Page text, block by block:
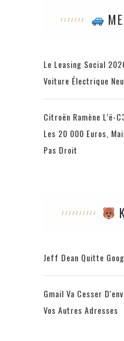
Le Leasing Social
Voiture Électrique
Citroën Ramène L’ë-
Les 20 000 Euros,
Pas Droit
Jeff Dean Quitte
Gmail Va Cesser
Vos Autres Adresses